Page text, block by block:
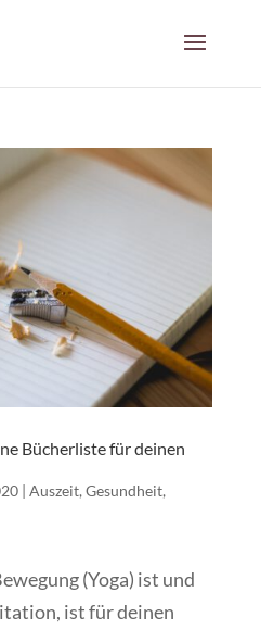
Bücherliste für deinen
| Auszeit, Gesundheit,
(Yoga) ist und
ist für deinen